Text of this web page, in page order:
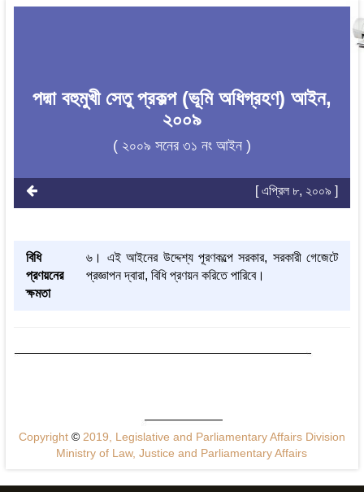
পদ্মা বহুমুখী সেতু প্রকল্প (ভূমি অধিগ্রহণ) আইন,
২০০৯
( ২০০৯ সনের ৩১ নং আইন )
[ এপ্রিল ৮, ২০০৯ ]
বিধি
প্রণয়নের
ক্ষমতা
৬। এই আইনের উদ্দেশ্য পূরণকল্পে সরকার, সরকারী গেজেটে
প্রজ্ঞাপন দ্বারা, বিধি প্রণয়ন করিতে পারিবে।
Copyright ©2019, Legislative and Parliamentary Affairs Division
Ministry of Law, Justice and Parliamentary Affairs